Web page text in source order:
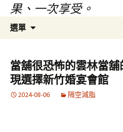
果、一次享受。
選單
容
當舖很恐怖的雲林當
現選擇新竹婚宴會館
2024-08-06 隔空減脂